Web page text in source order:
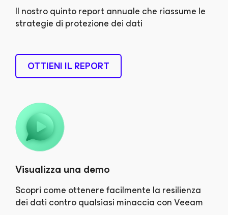
Il nostro quinto report annuale che riassume le
strategie di protezione dei dati
OTTIENI IL REPORT
Visualizza una demo
Scopri come ottenere facilmente la resilienza
dei dati contro qualsiasi minaccia con Veeam